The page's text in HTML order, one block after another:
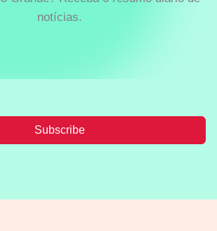
notícias.
Subscribe